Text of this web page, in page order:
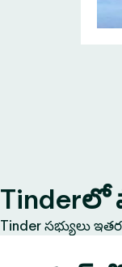
Tinderలో
Tinder సభ్యులు